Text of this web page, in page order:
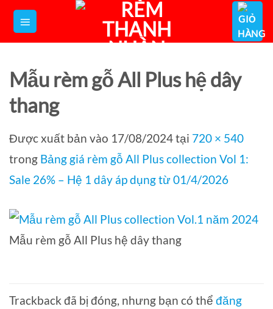
Bỏ
qua
dung
Mẫu rèm gỗ All Plus hệ dây
thang
Được xuất bản vào 17/08/2024tại 720 × 540
trong Bảng giá rèm gỗ All Plus collection Vol 1:
Sale 26% – Hệ 1 dây áp dụng từ 01/4/2026
Mẫu rèm gỗ All Plus hệ dây thang
Trackback đã bị đóng, nhưng bạn có thể đăng